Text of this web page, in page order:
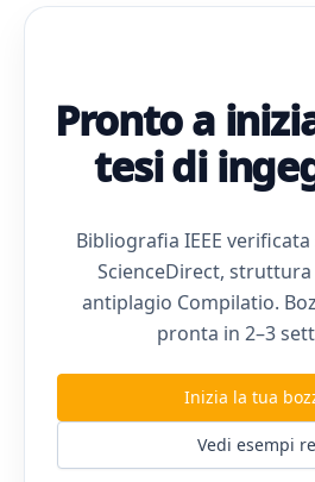
Pronto a
tesi di
Bibliografia IEEE verificata
ScienceDirect,
antiplagio Compilatio.
pronta in 2–3
Inizia la tua
Vedi esempi